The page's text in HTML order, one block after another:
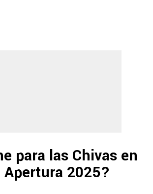
para las Chivas en
Apertura 2025?